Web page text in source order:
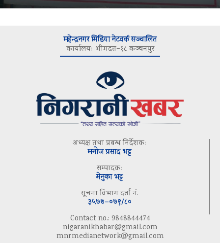
महेन्द्रनगर मिडिया नेटवर्क सञ्चालित
कार्यालयः भीमदत्त–१८ कञ्चनपुर
अध्यक्ष तथा प्रबन्ध निर्देशकः
मनोज प्रसाद भट्ट
सम्पादकः
मेनुका भट्ट
सूचना विभाग दर्ता नं.
३५७७–०७९/८०
Contact no.: 9848844474
nigaranikhabar@gmail.com
mnrmedianetwork@gmail.com